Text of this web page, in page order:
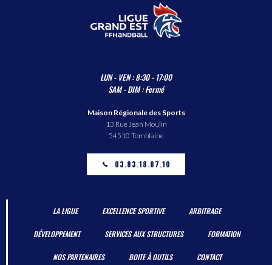
LUN - VEN : 8:30 - 17:00
SAM - DIM : Fermé
Maison Régionale des Sports
13 Rue Jean Moulin
54510 Tomblaine
03.83.18.87.10
LA LIGUE EXCELLENCE SPORTIVE ARBITRAGE
DÉVELOPPEMENT SERVICES AUX STRUCTURES FORMATION
NOS PARTENAIRES BOITE À OUTILS CONTACT